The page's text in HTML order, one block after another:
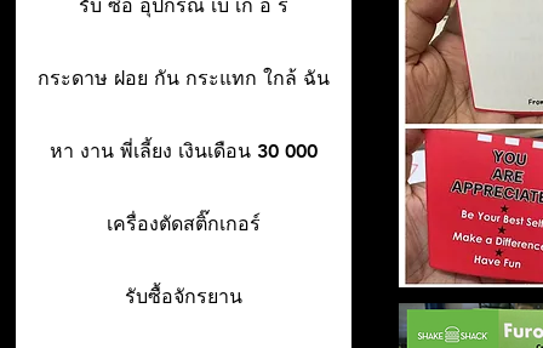
รับ ซื้อ อุปกรณ์ เบ เก อ รี่
กระดาษ ฝอย กัน กระแทก ใกล้ ฉัน
หา งาน พี่เลี้ยง เงินเดือน 30 000
เครื่องตัดสติ๊กเกอร์
รับซื้อจักรยาน